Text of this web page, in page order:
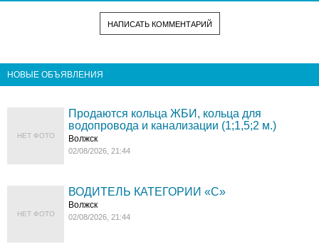
НАПИСАТЬ КОММЕНТАРИЙ
НОВЫЕ ОБЪЯВЛЕНИЯ
НЕТ ФОТО
Продаются кольца ЖБИ, кольца для
водопровода и канализации (1;1,5;2 м.)
Волжск
02/08/2026, 21:44
НЕТ ФОТО
ВОДИТЕЛЬ КАТЕГОРИИ «C»
Волжск
02/08/2026, 21:44